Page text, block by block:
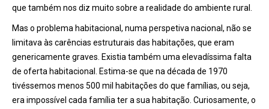
que também nos diz muito sobre a realidade do ambiente rural.
Mas o problema habitacional, numa perspetiva nacional, não se
limitava às carências estruturais das habitações, que eram
genericamente graves. Existia também uma elevadíssima falta
de oferta habitacional. Estima-se que na década de 1970
tivéssemos menos 500 mil habitações do que famílias, ou seja,
era impossível cada família ter a sua habitação. Curiosamente, o